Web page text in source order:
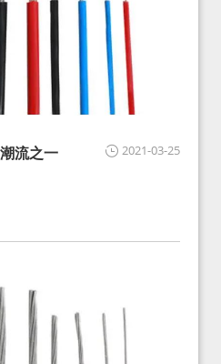
2021-03-25
流之一